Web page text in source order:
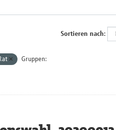
Sortieren nach
Gruppen: